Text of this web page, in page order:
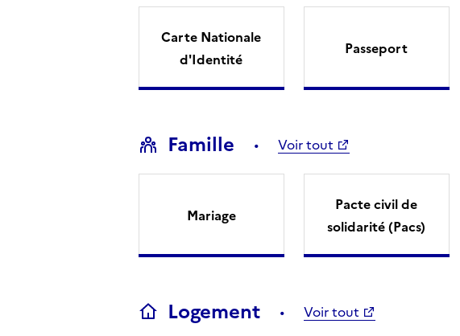
Carte Nationale
d'Identité
Passeport
Famille Voir tout
Mariage
Pacte civil de
solidarité (Pacs)
Logement Voir tout